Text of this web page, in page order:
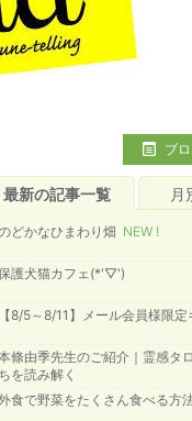
ブ
最新の記事一覧 月
どかなひまわり畑 NEW !
護犬猫カフェ(*'▽')
【8/5～8/11】メール会員様限
條由季先生のご紹介｜霊感タ
ちを読み解く
食で野菜をたくさん食べる方